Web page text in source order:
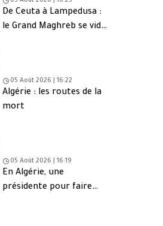
De Ceuta à Lampedusa :
le Grand Maghreb se vide
05 Août 2026 | 16:22
Algérie : les routes de la
mort
05 Août 2026 | 16:19
En Algérie, une
présidente pour faire